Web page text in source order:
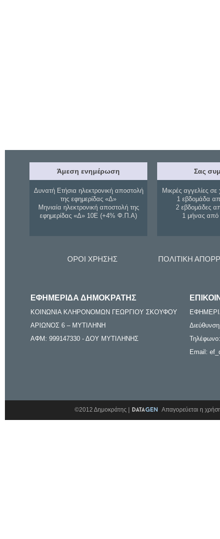
Άμεση ενημέρωση
Δυνατή Ετήσια ηλεκτρονική αποστολή
της εφημερίδας «Δ»
Μηνιαία ηλεκτρονική αποστολή της
εφημερίδας «Δ» 10Ε (+4% Φ.Π.Α)
Σας
Μικρές αγγελίες σε
1 εβδομάδα
2 εβδομάδες
1 μήνας
ΟΡΟΙ ΧΡΗΣΗΣ ΠΟΛΙΤΙΚΗ
ΕΦΗΜΕΡΙΔΑ ΔΗΜΟΚΡΑΤΗΣ
ΚΟΙΝΩΝΙΑ ΚΛΗΡΟΝΟΜΩΝ ΓΕΩΡΓΙΟΥ ΣΚΟΥΦΟΥ
ΑΡΙΩΝΟΣ 6 – ΜΥΤΙΛΗΝΗ
ΑΦΜ: 999147330 - ΔΟΥ ΜΥΤΙΛΗΝΗΣ
Email:
©2012 Δημοκράτης | Απαγορεύεται η